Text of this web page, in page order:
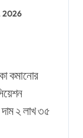
2026
২ লাখ ৩৫